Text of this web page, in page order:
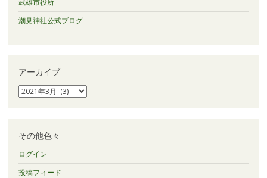
潮見神社公式ブログ
アーカイブ
ア
ー
ブ
その他色々
ログイン
投稿フィード